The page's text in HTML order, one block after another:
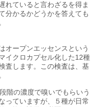
れていると言わざるを得ま
分かるかどうかを答えても
オープンエッセンスという
イクロカプセル化した12種
査します。この検査は、基
階の濃度で嗅いでもらいう
っていますが、５種が日常